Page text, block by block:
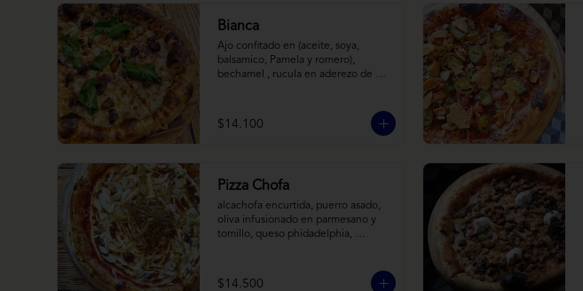
Bianca
Ajo confitado en (aceite, soya,
balsamico, Pamela y romero),
bechamel , rucula en aderezo de
$14.100
Pizza Chofa
alcachofa encurtida, puerro asado,
oliva infusionado en parmesano y
tomillo, queso phidadelphia,
$14.500